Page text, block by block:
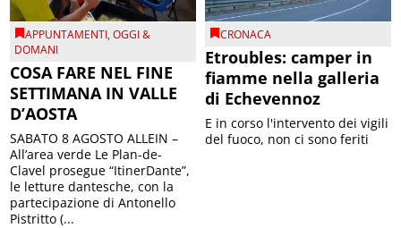
APPUNTAMENTI,OGGI &
DOMANI
COSA FARE NEL FINE
SETTIMANA IN VALLE
D’AOSTA
SABATO 8 AGOSTO ALLEIN –
All’area verde Le Plan-de-
Clavel prosegue “ItinerDante”,
le letture dantesche, con la
partecipazione di Antonello
Pistritto (...
CRONACA
Etroubles: camper in
fiamme nella galleria
di Echevennoz
E in corso l'intervento dei vigili
del fuoco, non ci sono feriti